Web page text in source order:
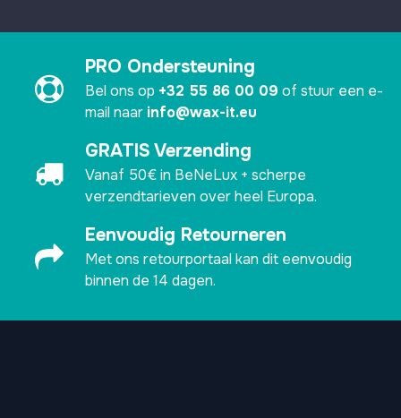
PRO Ondersteuning
Bel ons op +32 55 86 00 09 of stuur een e-
mail naar info@wax-it.eu
GRATIS Verzending
Vanaf 50€ in BeNeLux + scherpe
verzendtarieven over heel Europa.
Eenvoudig Retourneren
Met ons retourportaal kan dit eenvoudig
binnen de 14 dagen.